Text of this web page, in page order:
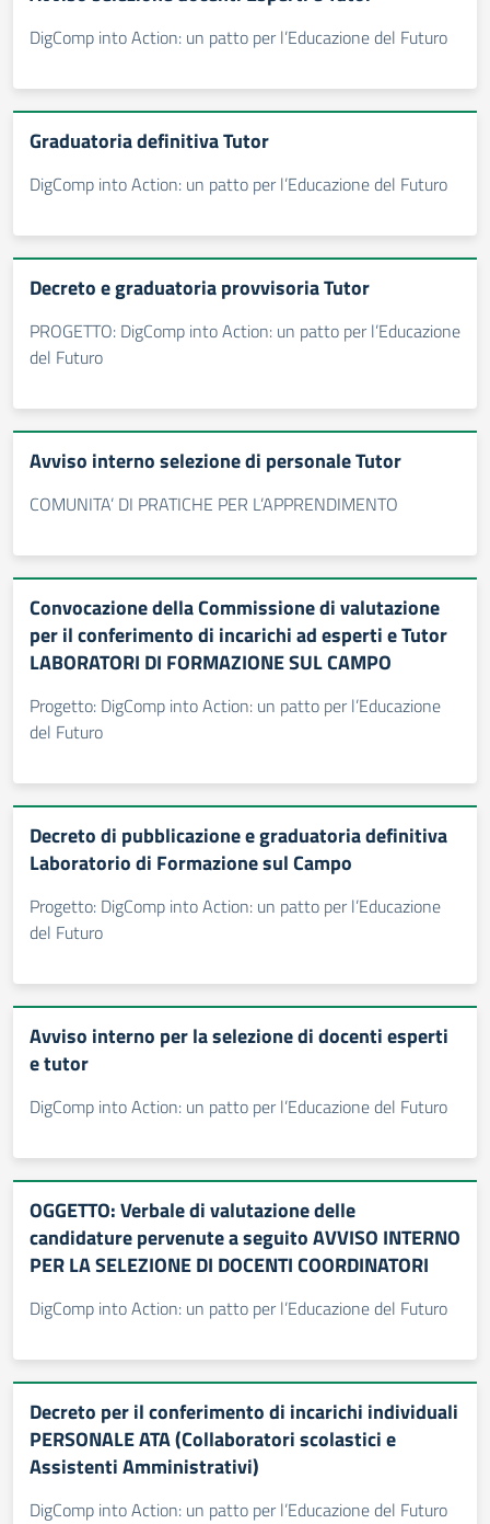
DigComp into Action: un patto per l’Educazione del Futuro
Graduatoria definitiva Tutor
DigComp into Action: un patto per l’Educazione del Futuro
Decreto e graduatoria provvisoria Tutor
PROGETTO: DigComp into Action: un patto per l’Educazione
del Futuro
Avviso interno selezione di personale Tutor
COMUNITA’ DI PRATICHE PER L’APPRENDIMENTO
Convocazione della Commissione di valutazione
per il conferimento di incarichi ad esperti e Tutor
LABORATORI DI FORMAZIONE SUL CAMPO
Progetto: DigComp into Action: un patto per l’Educazione
del Futuro
Decreto di pubblicazione e graduatoria definitiva
Laboratorio di Formazione sul Campo
Progetto: DigComp into Action: un patto per l’Educazione
del Futuro
Avviso interno per la selezione di docenti esperti
e tutor
DigComp into Action: un patto per l’Educazione del Futuro
OGGETTO: Verbale di valutazione delle
candidature pervenute a seguito AVVISO INTERNO
PER LA SELEZIONE DI DOCENTI COORDINATORI
DigComp into Action: un patto per l’Educazione del Futuro
Decreto per il conferimento di incarichi individuali
PERSONALE ATA (Collaboratori scolastici e
Assistenti Amministrativi)
DigComp into Action: un patto per l’Educazione del Futuro